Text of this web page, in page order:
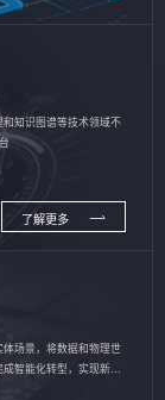
知识图谱等技术领域不
了解更多
场景，将数据和物理世
智能化转型，实现新旧